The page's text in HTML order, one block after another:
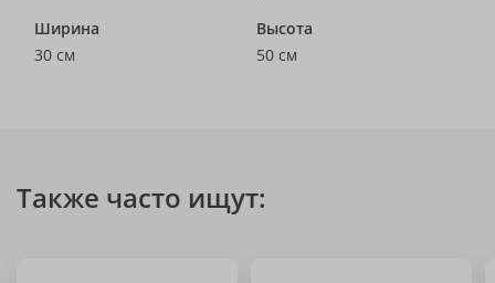
Ширина
30 см
Высота
50 см
Также часто ищут: